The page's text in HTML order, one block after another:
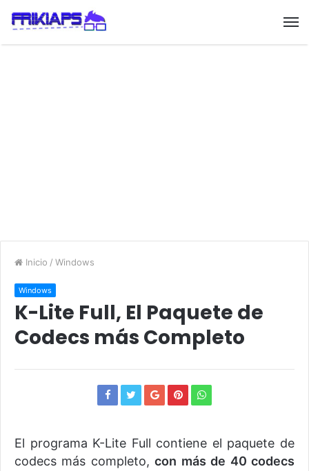
Inicio / Windows
Windows
K-Lite Full, El Paquete de
Codecs más Completo
El programa K-Lite Full contiene el paquete de
codecs más completo,con más de 40 codecs